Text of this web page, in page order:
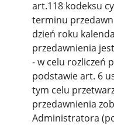
art.118 kodeksu
terminu
dzień roku
przedawnienia
- w celu rozliczeń
podstawie art. 6
tym celu
przedawnienia
Administratora